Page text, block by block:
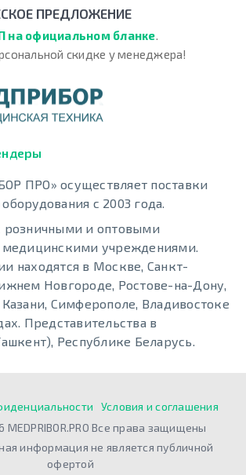
ПРЕДЛОЖЕНИЕ
на официальном бланке
скидке у менеджера!
ПРО» осуществляет поставки
с 2003 года.
розничными и оптовыми
медицинскими учреждениями.
находятся в Москве, Санкт-
Новгороде, Ростове-на-Дону,
Симферополе, Владивостоке
Представительства в
Республике Беларусь.
Условия и соглашения
Все права защищены
информация не является публичной
офертой